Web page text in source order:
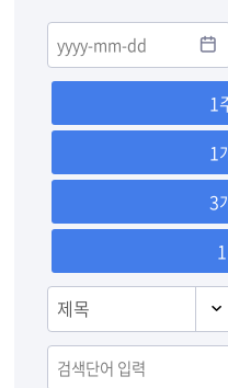
1
1
3